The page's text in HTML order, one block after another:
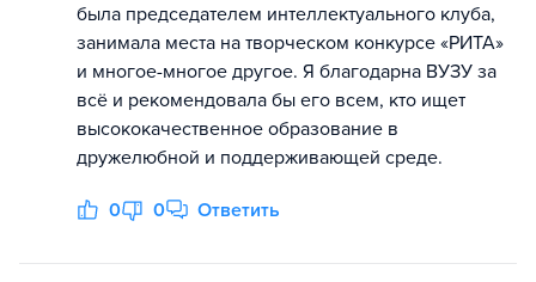
была председателем интеллектуального клуба,
занимала места на творческом конкурсе «РИТА»
и многое-многое другое. Я благодарна ВУЗУ за
всё и рекомендовала бы его всем, кто ищет
высококачественное образование в
дружелюбной и поддерживающей среде.
0 0 Ответить